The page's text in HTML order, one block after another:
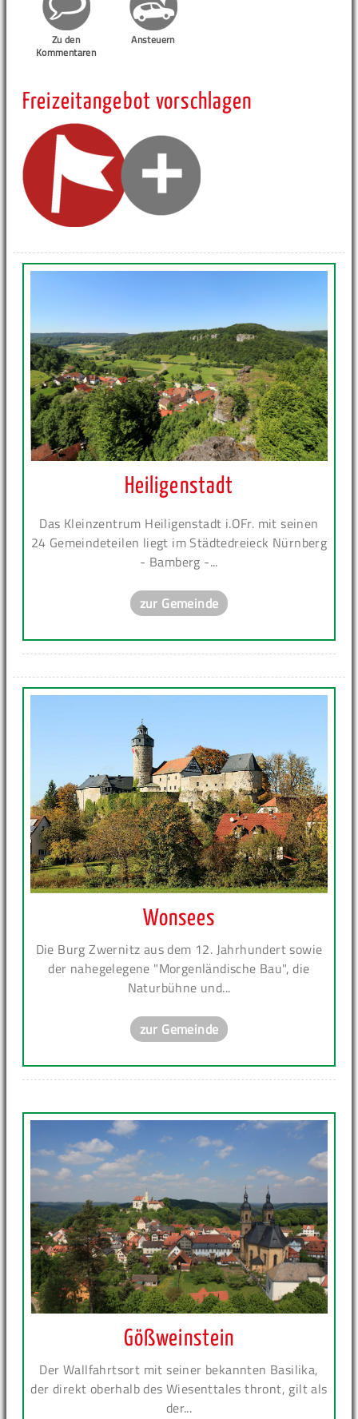
Zu den
Kommentaren
Ansteuern
Freizeitangebot vorschlagen
Heiligenstadt
Das Kleinzentrum Heiligenstadt i.OFr. mit seinen
24 Gemeindeteilen liegt im Städtedreieck Nürnberg
- Bamberg -...
zur Gemeinde
Wonsees
Die Burg Zwernitz aus dem 12. Jahrhundert sowie
der nahegelegene "Morgenländische Bau", die
Naturbühne und...
zur Gemeinde
Gößweinstein
Der Wallfahrtsort mit seiner bekannten Basilika,
der direkt oberhalb des Wiesenttales thront, gilt als
der...